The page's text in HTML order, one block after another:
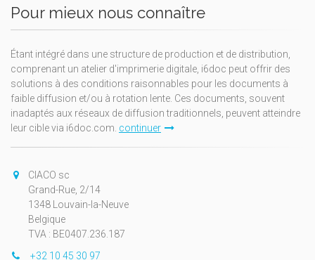
Pour mieux nous connaître
Étant intégré dans une structure de production et de distribution,
comprenant un atelier d'imprimerie digitale, i6doc peut offrir des
solutions à des conditions raisonnables pour les documents à
faible diffusion et/ou à rotation lente. Ces documents, souvent
inadaptés aux réseaux de diffusion traditionnels, peuvent atteindre
leur cible via i6doc.com. continuer
CIACO sc
Grand-Rue, 2/14
1348 Louvain-la-Neuve
Belgique
TVA : BE0407.236.187
+32 10 45 30 97